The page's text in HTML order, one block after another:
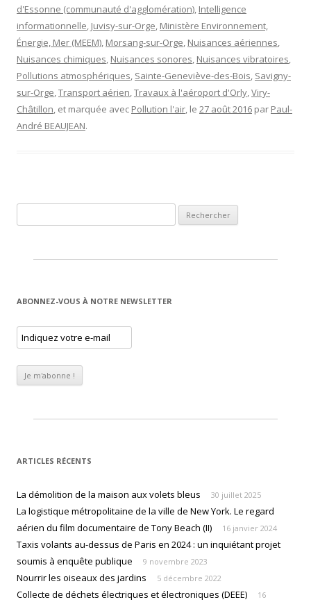
d'Essonne (communauté d'agglomération), Intelligence
informationnelle, Juvisy-sur-Orge, Ministère Environnement,
Énergie, Mer (MEEM), Morsang-sur-Orge, Nuisances aériennes,
Nuisances chimiques, Nuisances sonores, Nuisances vibratoires,
Pollutions atmosphériques, Sainte-Geneviève-des-Bois, Savigny-
sur-Orge,Transport aérien,Travaux à l'aéroport d'Orly,Viry-
Châtillon, et marquée avec Pollution l'air, le 27 août 2016 par Paul-
André BEAUJEAN.
ABONNEZ-VOUS À NOTRE NEWSLETTER
ARTICLES RÉCENTS
La démolition de la maison aux volets bleus 30 juillet 2025
La logistique métropolitaine de la ville de New York. Le regard
aérien du film documentaire de Tony Beach (II)
16 janvier 2024
Taxis volants au-dessus de Paris en 2024 : un inquiétant projet
soumis à enquête publique
9 novembre 2023
Nourrir les oiseaux des jardins 5 décembre 2022
Collecte de déchets électriques et électroniques (DEEE)
16